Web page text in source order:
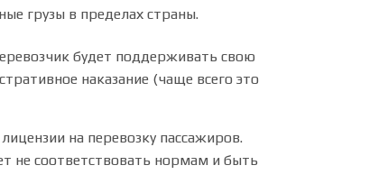
грузы в пределах страны.
будет поддерживать свою
наказание (чаще всего это
на перевозку пассажиров.
не соответствовать нормам и быть